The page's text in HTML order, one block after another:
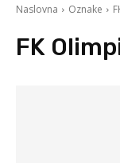
Naslovna Oznake
FK